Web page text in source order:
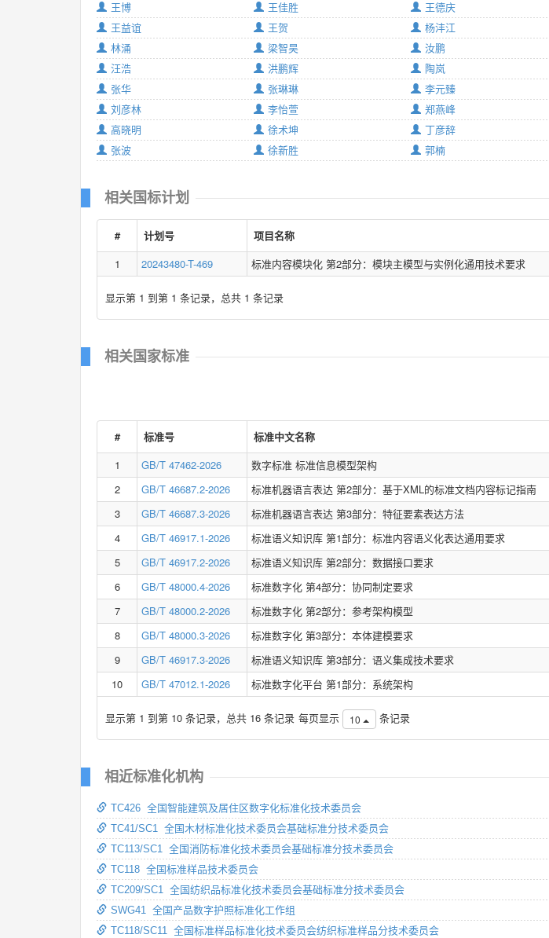
王博
王佳胜
王益谊
王贺
林涌
梁智昊
汪浩
洪鹏辉
张华
张琳琳
刘彦林
李怡萱
高晓明
徐术坤
张波
徐新胜
王德庆
杨沣江
汝鹏
陶岚
李元臻
郑燕峰
丁彦辞
郭楠
相关国标计划
# 计划号 项目名称
1
20243480-T-469 标准内容模块化 第2部分：模块主模型与实例化通用技术要求
显示第 1 到第 1 条记录，总共 1 条记录
相关国家标准
# 标准号 标准中文名称
1
GB/T 47462-2026 数字标准 标准信息模型架构
2 GB/T 46687.2-2026 标准机器语言表达 第2部分：基于XML的标准文档内容标记指南
3 GB/T 46687.3-2026 标准机器语言表达 第3部分：特征要素表达方法
4 GB/T 46917.1-2026 标准语义知识库 第1部分：标准内容语义化表达通用要求
5 GB/T 46917.2-2026 标准语义知识库 第2部分：数据接口要求
6 GB/T 48000.4-2026 标准数字化 第4部分：协同制定要求
7 GB/T 48000.2-2026 标准数字化 第2部分：参考架构模型
8 GB/T 48000.3-2026 标准数字化 第3部分：本体建模要求
9 GB/T 46917.3-2026 标准语义知识库 第3部分：语义集成技术要求
10 GB/T 47012.1-2026 标准数字化平台 第1部分：系统架构
显示第 1 到第 10 条记录，总共 16 条记录 每页显示 10 条记录
相近标准化机构
TC426 全国智能建筑及居住区数字化标准化技术委员会
TC41/SC1 全国木材标准化技术委员会基础标准分技术委员会
TC113/SC1 全国消防标准化技术委员会基础标准分技术委员会
TC118 全国标准样品技术委员会
TC209/SC1 全国纺织品标准化技术委员会基础标准分技术委员会
SWG41 全国产品数字护照标准化工作组
TC118/SC11 全国标准样品标准化技术委员会纺织标准样品分技术委员会